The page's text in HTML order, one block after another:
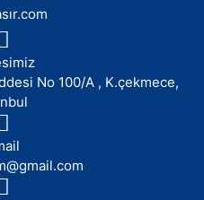
No 100/A , K.çekmece,